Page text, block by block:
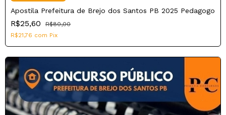
Apostila Prefeitura de Brejo dos Santos PB 2025 Pedagogo
R$25,60
R$80,00
R$21,76 com Pix